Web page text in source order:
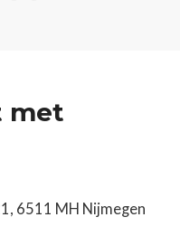
met
6511 MH Nijmegen